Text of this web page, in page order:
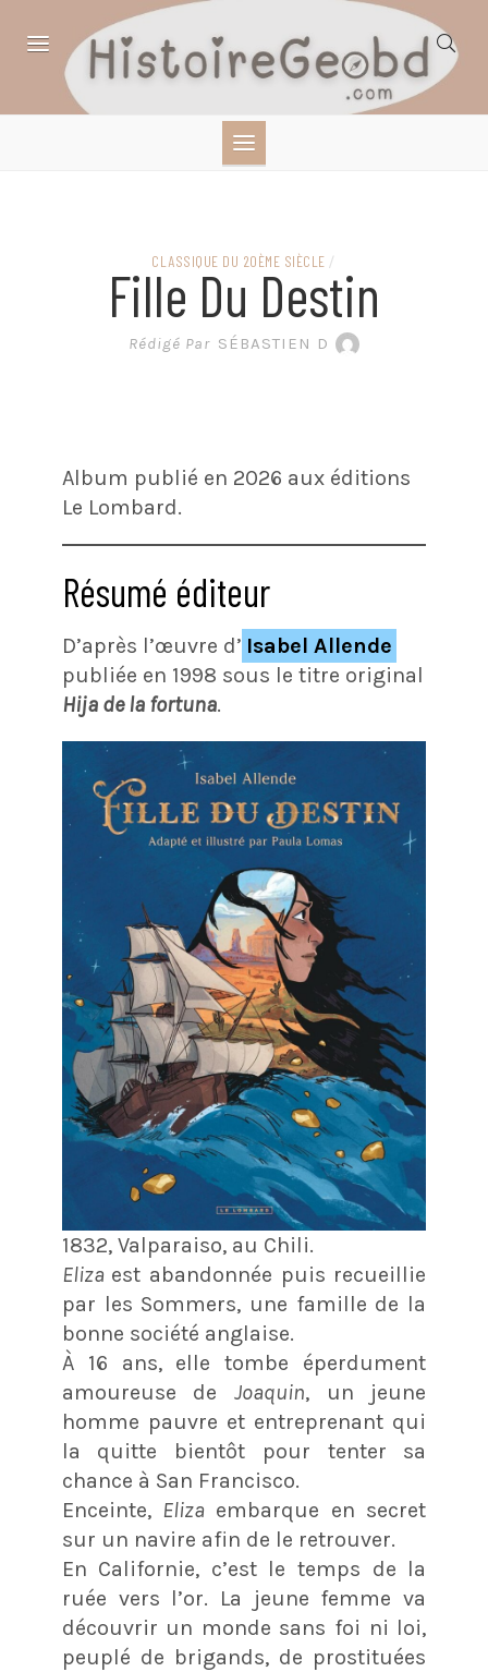
SCIENCES,
LITTÉRATURE EN
BANDE DESSINÉE
CLASSIQUE DU 20ÈME SIÈCLE /
Fille Du Destin
Rédigé Par SÉBASTIEN D
Album publié en 2026 aux éditions
Le Lombard.
Résumé éditeur
D’après l’œuvre d’ Isabel Allende
publiée en 1998 sous le titre original
Hija de la fortuna.
1832, Valparaiso, au Chili.
Eliza est abandonnée puis recueillie
par les Sommers, une famille de la
bonne société anglaise.
À 16 ans, elle tombe éperdument
amoureuse de Joaquin, un jeune
homme pauvre et entreprenant qui
la quitte bientôt pour tenter sa
chance à San Francisco.
Enceinte, Eliza embarque en secret
sur un navire afin de le retrouver.
En Californie, c’est le temps de la
ruée vers l’or. La jeune femme va
découvrir un monde sans foi ni loi,
peuplé de brigands, de prostituées